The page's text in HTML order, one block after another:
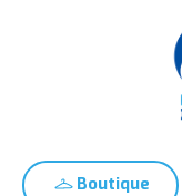
Boutique